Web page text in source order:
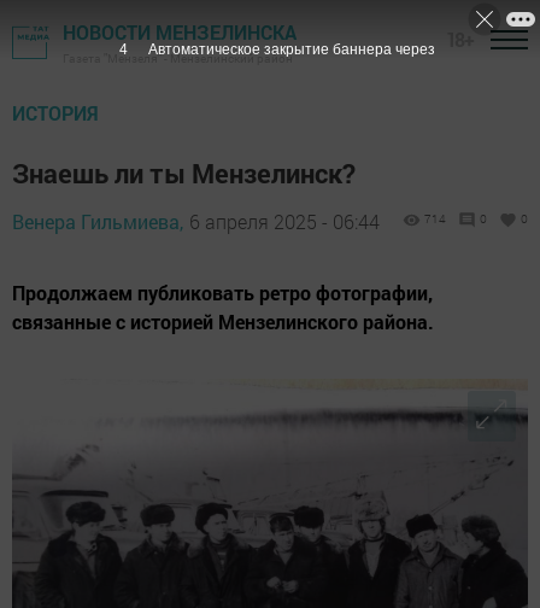
НОВОСТИ МЕНЗЕЛИНСКА
Газета "Мензеля" - Мензелинский район
ИСТОРИЯ
Знаешь ли ты Мензелинск?
Венера Гильмиева, 6 апреля 2025 - 06:44 714 0 0
Продолжаем публиковать ретро фотографии,
связанные с историей Мензелинского района.
2 Автоматическое закрытие баннера через